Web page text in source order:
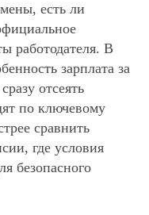
есть ли
работодателя. В
зарплата за
отсеять
по ключевому
сравнить
где условия
безопасного